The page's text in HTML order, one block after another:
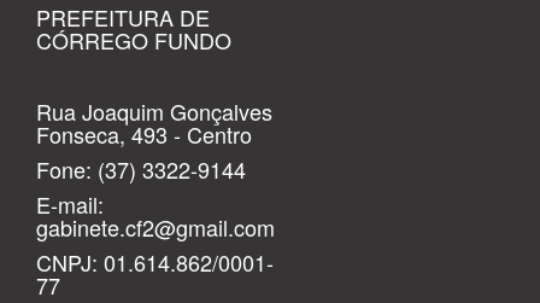
PREFEITURA DE
CÓRREGO FUNDO
Rua Joaquim Gonçalves
Fonseca, 493 - Centro
Fone: (37) 3322-9144
E-mail:
gabinete.cf2@gmail.com
CNPJ: 01.614.862/0001-
77